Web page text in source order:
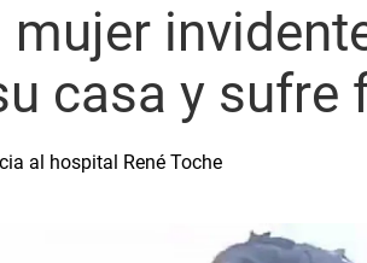
mujer
casa y sufre
al hospital René Toche